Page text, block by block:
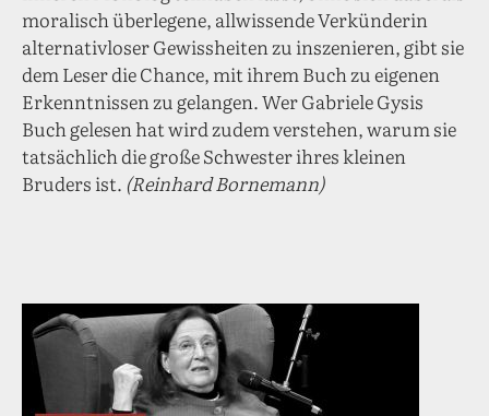
moralisch überlegene, allwissende Verkünderin
alternativloser Gewissheiten zu inszenieren, gibt sie
dem Leser die Chance, mit ihrem Buch zu eigenen
Erkenntnissen zu gelangen. Wer Gabriele Gysis
Buch gelesen hat wird zudem verstehen, warum sie
tatsächlich die große Schwester ihres kleinen
Bruders ist. (Reinhard Bornemann)